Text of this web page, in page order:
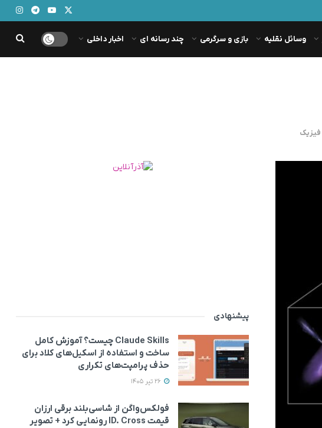
وسائل نقلیه بازی و سرگرمی چند رسانه ای اخبار داخلی
فیزیک
پیشنهادی
Claude Skills چیست؟ آموزش کامل
ساخت و استفاده از اسکیل‌های کلاد برای
حذف پرامپت‌های تکراری
فولکس‌واگن از شاسی‌بلند برقی ارزان
قیمت ID. Cross رونمایی کرد + تصویر